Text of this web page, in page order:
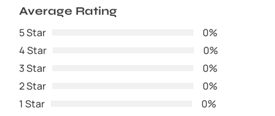
Average Rating
5 Star
0%
4 Star
0%
3 Star
0%
2 Star
0%
1 Star
0%